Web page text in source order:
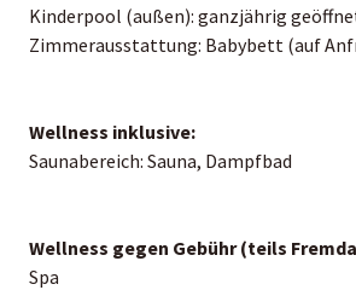
Kinderpool (außen): ganzjährig
Zimmerausstattung: Babybett (auf
Wellness inklusive:
Saunabereich: Sauna, Dampfbad
Wellness gegen Gebühr (teils
Spa